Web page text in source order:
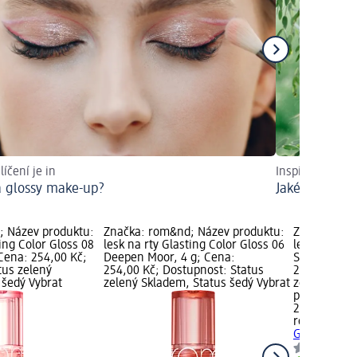
je in
glossy make-up?
Inspirujte se
Jaké jsou
Název produktu:
Color Gloss 08
254,00 Kč;
zelený
Vybrat
Značka: rom&nd; Název produktu:
lesk na rty Glasting Color Gloss 06
Deepen Moor, 4 g; Cena:
254,00 Kč; Dostupnost: Status
zelený Skladem, Status šedý Vybrat
Značka:
lesk na rty
Sanho
249,00 Kč;
zelený
prodejnu
249,00 Kč
rom&nd
Gloss 01